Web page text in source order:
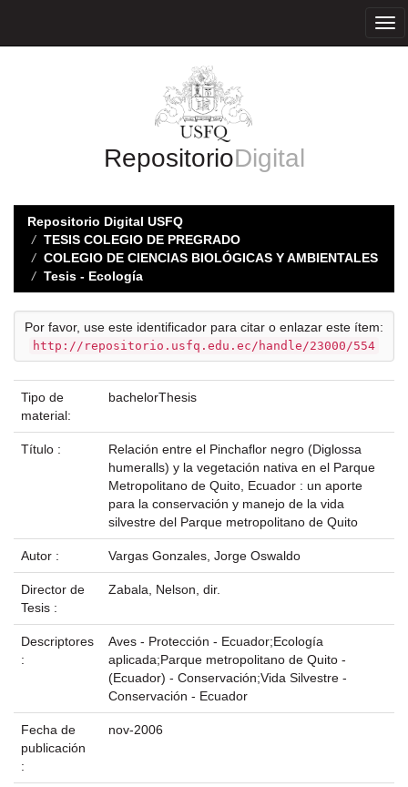
RepositorioDigital
Repositorio Digital USFQ
TESIS COLEGIO DE PREGRADO
COLEGIO DE CIENCIAS BIOLÓGICAS Y AMBIENTALES
Tesis - Ecología
Por favor, use este identificador para citar o enlazar este ítem:
http://repositorio.usfq.edu.ec/handle/23000/554
Tipo de
material:
bachelorThesis
Título :
Relación entre el Pinchaflor negro (Diglossa
humeralls) y la vegetación nativa en el Parque
Metropolitano de Quito, Ecuador : un aporte
para la conservación y manejo de la vida
silvestre del Parque metropolitano de Quito
Autor : Vargas Gonzales, Jorge Oswaldo
Director de
Tesis :
Zabala, Nelson, dir.
Descriptores
:
Aves - Protección - Ecuador;Ecología
aplicada;Parque metropolitano de Quito -
(Ecuador) - Conservación;Vida Silvestre -
Conservación - Ecuador
Fecha de
publicación
:
nov-2006